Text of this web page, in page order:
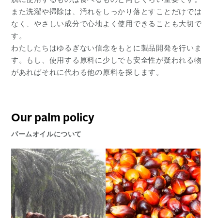
また洗濯や掃除は、汚れをしっかり落とすことだけでは
なく、やさしい成分で心地よく使用できることも大切で
す。
わたしたちはゆるぎない信念をもとに製品開発を行いま
す。もし、使用する原料に少しでも安全性が疑われる物
があればそれに代わる他の原料を探します。
Our palm policy
パームオイルについて